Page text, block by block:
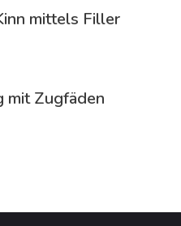
mittels Filler
mit Zugfäden